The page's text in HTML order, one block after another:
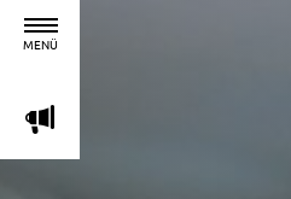
MENÜ
m